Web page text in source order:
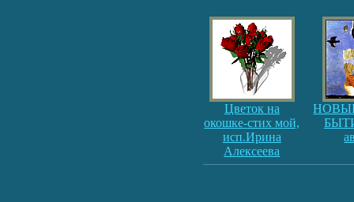
Цветок на
окошке-стих мой,
исп.Ирина
Алексеева